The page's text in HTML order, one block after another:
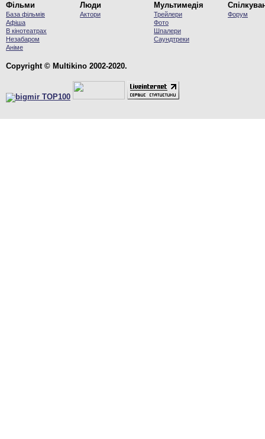
Фільми
База фільмів
Афіша
В кінотеатрах
Незабаром
Аніме
Люди
Актори
Мультимедія
Трейлери
Фото
Шпалери
Саундтреки
Форум
Copyright © Multikino 2002-2020.